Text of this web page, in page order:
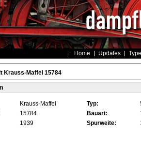
Home Updates
Krauss-Maffei 15784
Krauss-Maffei Typ:
15784 Bauart:
1939 Spurweite: